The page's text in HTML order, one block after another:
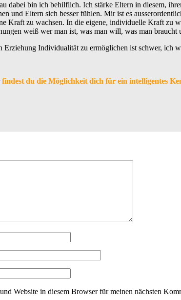
dabei bin ich behilflich. Ich stärke Eltern in diesem,
und Eltern sich besser fühlen. Mir ist es
Kraft zu wachsen. In die eigene, individuelle Kraft zu
weiß wer man ist, was man will, was man braucht
Erziehung Individualität zu ermöglichen ist schwer, ich
findest du die Möglichkeit dich für ein intelligentes
Website in diesem Browser für meinen nächsten